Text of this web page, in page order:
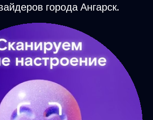
города Ангарск.